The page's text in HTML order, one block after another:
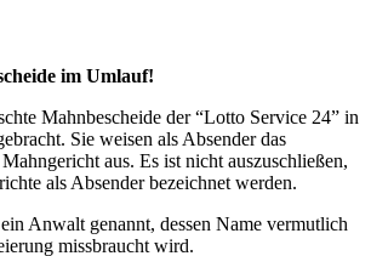
im Umlauf!
Mahnbescheide der “Lotto Service 24” in
Sie weisen als Absender das
aus. Es ist nicht auszuschließen,
als Absender bezeichnet werden.
Anwalt genannt, dessen Name vermutlich
missbraucht wird.